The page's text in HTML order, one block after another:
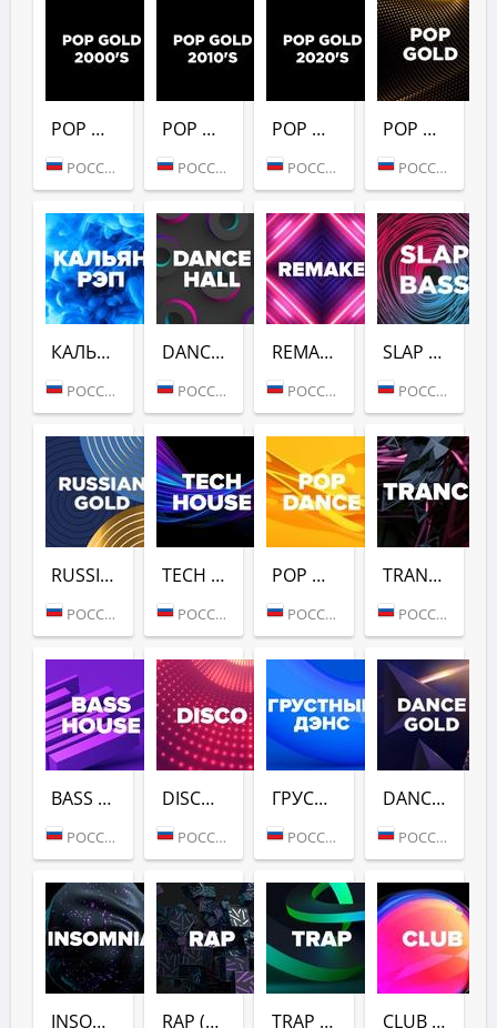
POP GOLD 2000S (DFM)
РОССИЯ (МОСКВА)
POP GOLD 2010S (DFM)
РОССИЯ (МОСКВА)
POP GOLD 2020S (DFM)
РОССИЯ (МОСКВА)
POP GOLD 1990S (DFM)
РОССИЯ (МОСКВА)
КАЛЬЯН РЭП (DFM)
РОССИЯ (МОСКВА)
DANCE HALL (DFM)
РОССИЯ (МОСКВА)
REMAKE (DFM)
РОССИЯ (МОСКВА)
SLAP BASS (DFM)
РОССИЯ (МОСКВА)
RUSSIAN GOLD (DFM)
РОССИЯ (МОСКВА)
TECH HOUSE (DFM)
РОССИЯ (МОСКВА)
POP DANCE (DFM)
РОССИЯ (МОСКВА)
TRANCE (DFM)
РОССИЯ (МОСКВА)
BASS HOUSE (DFM)
РОССИЯ (МОСКВА)
DISCO (DFM)
РОССИЯ (МОСКВА)
ГРУСТНЫЙ ДЭНС (DFM)
РОССИЯ (МОСКВА)
DANCE GOLD 1990S (DFM)
РОССИЯ (МОСКВА)
INSOMNIA (DFM) RAP (DFM) TRAP (DFM) CLUB (DFM)